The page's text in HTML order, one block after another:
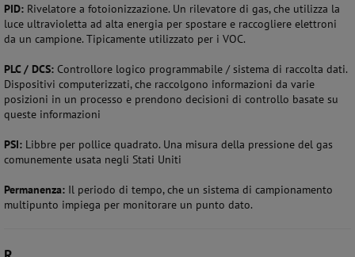
PID: Rivelatore a fotoionizzazione. Un rilevatore di gas, che utilizza la
luce ultravioletta ad alta energia per spostare e raccogliere elettroni
da un campione. Tipicamente utilizzato per i VOC.
PLC / DCS: Controllore logico programmabile / sistema di raccolta dati.
Dispositivi computerizzati, che raccolgono informazioni da varie
posizioni in un processo e prendono decisioni di controllo basate su
queste informazioni
PSI: Libbre per pollice quadrato. Una misura della pressione del gas
comunemente usata negli Stati Uniti
Permanenza: Il periodo di tempo, che un sistema di campionamento
multipunto impiega per monitorare un punto dato.